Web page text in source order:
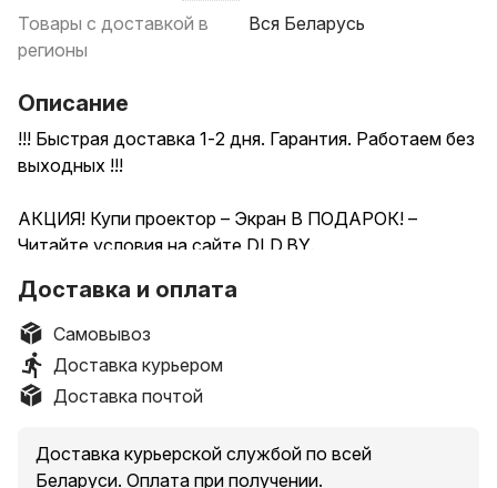
Товары с доставкой в
регионы
Вся Беларусь
Описание
!!! Быстрая доставка 1-2 дня. Гарантия. Работаем без
выходных !!!
АКЦИЯ! Купи проектор – Экран В ПОДАРОК! –
Читайте условия на сайте DLD.BY.
БЕСПЛАТНО! Звоните нам | Доставка по всей
Беларуси | Оплата при получении | ГАРАНТИЯ |
Только НОВЫЕ проекторы! | Цены от 230 BYN |
ГАРАНТИЯ: 360 дней. Внимание! Купив проектор у
нас, вы получаете ОРИГИНАЛЬНЫЙ и
быть уверены. Мы дорожим своей репутацией и
Доставка и оплата
Самовывоз
Доставка курьером
Доставка почтой
Доставка курьерской службой по всей
Беларуси. Оплата при получении.